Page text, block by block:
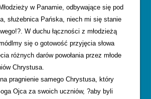
w Panamie, odbywające się pod
służebnica Pańska, niech mi się stanie
W duchu łączności z młodzieżą
się o gotowość przyjęcia słowa
różnych darów powołania przez młode
Chrystusa.
pragnienie samego Chrystusa, który
Ojca za swoich uczniów, ?aby byli